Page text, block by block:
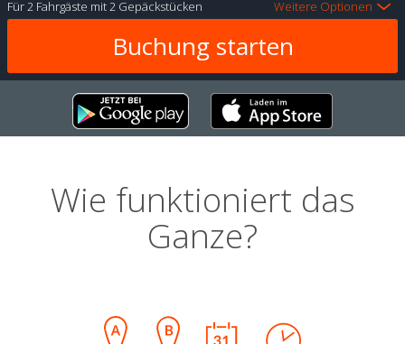
Für2 Fahrgäste mit2 Gepäckstücken Weitere Optionen
Wie funktioniert das
Ganze?